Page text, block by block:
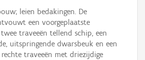
leien bedakingen. De
een voorgeplaatste
traveeën tellend schip, een
uitspringende dwarsbeuk en een
traveeën met driezijdige